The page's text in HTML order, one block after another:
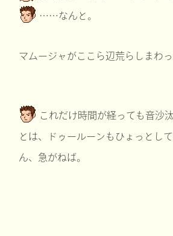
……なんと。
マムージャがここら辺荒らしまわ
これだけ時間が経っても音沙
とは、ドゥールーンもひょっと
ん、急がねば。